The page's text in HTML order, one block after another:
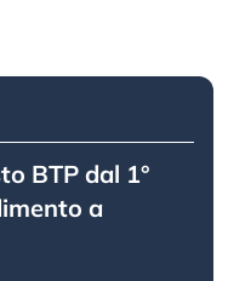
BTP dal 1°
a